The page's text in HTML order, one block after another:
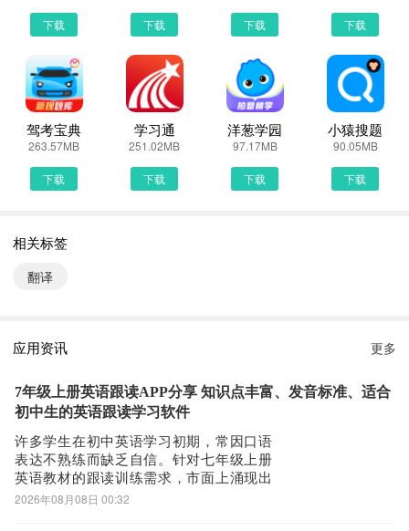
下载出国翻译宝到手机上面的方法有很多。 安卓系统的手机可以在
豌豆荚或者PP助手等手机助手里面一键下载安装！也可以通过电脑
端用手机扫描出国翻译宝下载的二维码获取下载链接！有手机端直接
访问网页下载也是可以的，下面就为大家介绍下手机网页怎么下载最
新出国翻译宝4.2.3
第一步：
首先，我们手机里要有一个浏览器，小编比较喜欢用UC浏览器，当
第二步：
打开UC浏览器或者自带浏览器，我们在地址栏上直接输入最新出国
下载网站，当然推荐大家选择PP助手、豌豆荚这类比较知名的网站
第三步：
选择进入其中一个出国翻译宝APP下载的网页，我们可以看到网站头
部提供了出国翻译宝的下载链接，有安全下载和普通下载，能选择安
全的最好还是选择安全下载
第四步：
接着网页提示有下载内容，这时我们不用更改文件名，至于文件保存
下载 下载 下载 下载
驾考宝典
263.57MB
下载
学习通
251.02MB
下载
洋葱学园
97.17MB
下载
小猿搜题
90.05MB
下载
相关标签
翻译
应用资讯 更多
7年级上册英语跟读APP分享 知识点丰富、发音标准、适合
初中生的英语跟读学习软件
许多学生在初中英语学习初期，常因口语
表达不熟练而缺乏自信。针对七年级上册
英语教材的跟读训练需求，市面上涌现出
一批功能实用、操作便捷的学习类应用。
2026年08月08日 00:32